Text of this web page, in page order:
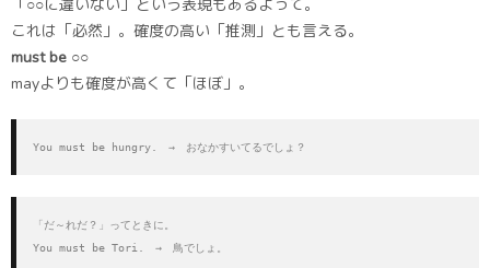
「○○に違いない」という表現もあるよって。
これは「必然」。確度の高い「推測」とも言える。
must be ○○
mayよりも確度が高くて「ほぼ」。
You must be hungry.　→　おなかすいてるでしょ？
「だ～れだ？」ってときに。
You must be Tori.　→　鳥でしょ。